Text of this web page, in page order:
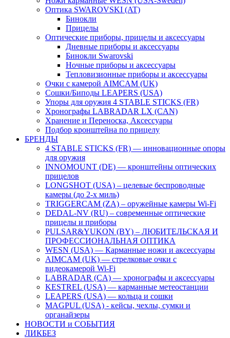
Оптика SWAROVSKI (AT)
Бинокли
Прицелы
Оптические приборы, прицелы и аксессуары
Дневные приборы и аксессуары
Бинокли Swarovski
Ночные приборы и аксессуары
Тепловизионные приборы и аксессуары
Очки с камерой AIMCAM (UK)
Сошки/Биподы LEAPERS (USA)
Упоры для оружия 4 STABLE STICKS (FR)
Хронографы LABRADAR LX (CAN)
Хранение и Переноска, Аксессуары
Подбор кронштейна по прицелу
БРЕНДЫ
4 STABLE STICKS (FR) — инновационные опоры
для оружия
INNOMOUNT (DE) — кронштейны оптических
прицелов
LONGSHOT (USA) – целевые беспроводные
камеры (до 2-х миль)
TRIGGERCAM (ZA) – оружейные камеры Wi-Fi
DEDAL-NV (RU) – современные оптические
прицелы и приборы
PULSAR&YUKON (BY) – ЛЮБИТЕЛЬСКАЯ И
ПРОФЕССИОНАЛЬНАЯ ОПТИКА
WESN (USA) — Карманные ножи и аксессуары
AIMCAM (UK) — стрелковые очки с
видеокамерой Wi-Fi
LABRADAR (CA) — хронографы и аксессуары
KESTREL (USA) — карманные метеостанции
LEAPERS (USA) — кольца и сошки
MAGPUL (USA) - кейсы, чехлы, сумки и
органайзеры
НОВОСТИ и СОБЫТИЯ
ЛИКБЕЗ